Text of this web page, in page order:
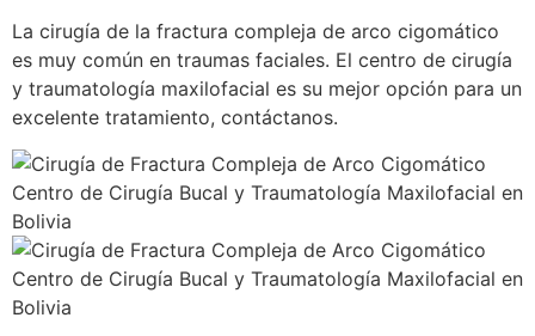
La cirugía de la fractura compleja de arco cigomático
es muy común en traumas faciales. El centro de cirugía
y traumatología maxilofacial es su mejor opción para un
excelente tratamiento, contáctanos.